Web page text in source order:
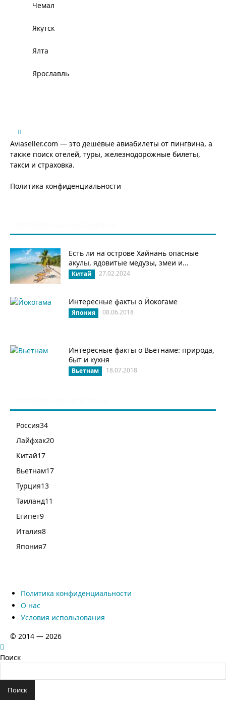
Чемал
Якутск
Ялта
Ярославль
Aviaseller.com — это дешёвые авиабилеты от пингвина, а
также поиск отелей, туры, железнодорожные билеты,
такси и страховка.
Политика конфиденциальности
Есть ли на острове Хайнань опасные
акулы, ядовитые медузы, змеи и...
Китай 27.02.2024
Интересные факты о Йокогаме
Япония 08.06.2018
Интересные факты о Вьетнаме: природа,
быт и кухня
Вьетнам 18.07.2018
Россия34
Лайфхак20
Китай17
Вьетнам17
Турция13
Таиланд11
Египет9
Италия8
Япония7
Политика конфиденциальности
О нас
Условия использования
© 2014 — 2026
Поиск